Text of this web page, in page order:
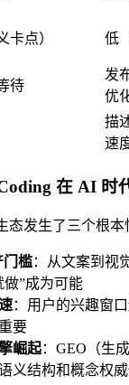
卡点） 低
待
发
优
描
速
在 AI 时
态发生了三个根本
门槛：从文案到视
做”成为可能
：用户的兴趣窗
要
崛起：GEO（生
义结构和概念权